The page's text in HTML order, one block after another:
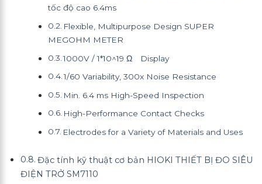
tốc độ cao 6.4ms
Flexible, Multipurpose Design SUPER
MEGOHM METER
1000V / 1*10^19 Ω Display
1/60 Variability, 300x Noise Resistance
Min. 6.4 ms High-Speed Inspection
High-Performance Contact Checks
Electrodes for a Variety of Materials and Uses
Đặc tính kỹ thuật cơ bản HIOKI THIẾT BỊ ĐO SIÊU
ĐIỆN TRỞ SM7110